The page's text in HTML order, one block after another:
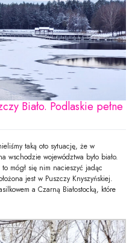
Biało. Podlaskie pełne
taką oto sytuację, że w
wschodzie województwa było biało.
mógł się nim nacieszyć jadąc
jest w Puszczy Knyszyńskiej.
a Czarną Białostocką, które